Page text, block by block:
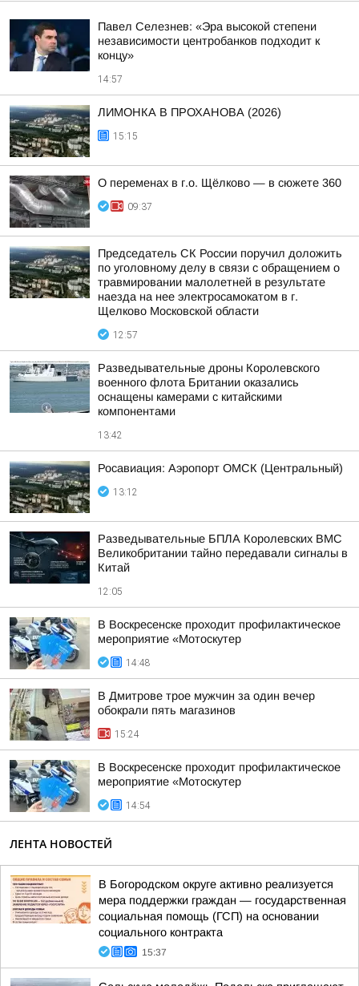
Павел Селезнев: «Эра высокой степени
независимости центробанков подходит к
концу»
14:57
ЛИМОНКА В ПРОХАНОВА (2026)
15:15
О переменах в г.о. Щёлково — в сюжете 360
09:37
Председатель СК России поручил доложить
по уголовному делу в связи с обращением о
травмировании малолетней в результате
наезда на нее электросамокатом в г.
Щелково Московской области
12:57
Разведывательные дроны Королевского
военного флота Британии оказались
оснащены камерами с китайскими
компонентами
13:42
Росавиация: Аэропорт ОМСК (Центральный)
13:12
Разведывательные БПЛА Королевских ВМС
Великобритании тайно передавали сигналы в
Китай
12:05
В Воскресенске проходит профилактическое
мероприятие «Мотоскутер
14:48
В Дмитрове трое мужчин за один вечер
обокрали пять магазинов
15:24
В Воскресенске проходит профилактическое
мероприятие «Мотоскутер
14:54
ЛЕНТА НОВОСТЕЙ
В Богородском округе активно реализуется
мера поддержки граждан — государственная
социальная помощь (ГСП) на основании
социального контракта
15:37